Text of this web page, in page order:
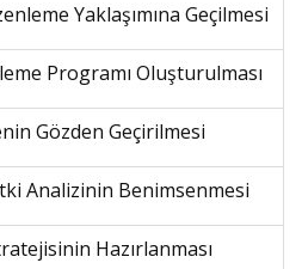
Yaklaşımına Geçilmesi
Programı Oluşturulması
Gözden Geçirilmesi
Analizinin Benimsenmesi
Hazırlanması